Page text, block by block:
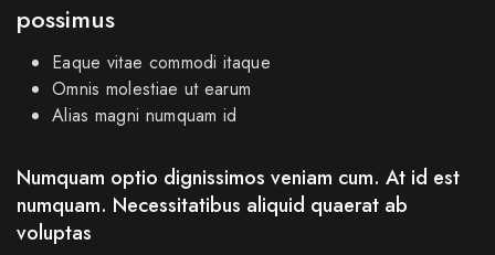
possimus
Eaque vitae commodi itaque
Omnis molestiae ut earum
Alias magni numquam id
Numquam optio dignissimos veniam cum. At id est
numquam. Necessitatibus aliquid quaerat ab
voluptas